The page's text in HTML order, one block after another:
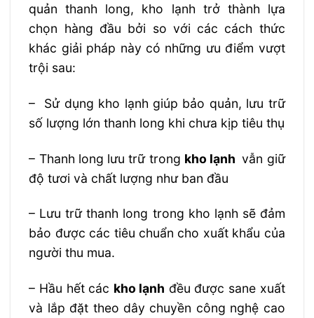
quản thanh long, kho lạnh trở thành lựa
chọn hàng đầu bởi so với các cách thức
khác giải pháp này có những ưu điểm vượt
trội sau:
– Sử dụng kho lạnh giúp bảo quản, lưu trữ
số lượng lớn thanh long khi chưa kịp tiêu thụ
– Thanh long lưu trữ trong kho lạnh vẫn giữ
độ tươi và chất lượng như ban đầu
– Lưu trữ thanh long trong kho lạnh sẽ đảm
bảo được các tiêu chuẩn cho xuất khẩu của
người thu mua.
– Hầu hết các kho lạnh đều được sane xuất
và lắp đặt theo dây chuyền công nghệ cao